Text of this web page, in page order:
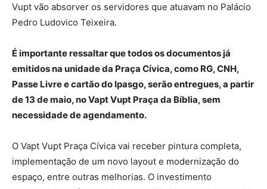
Vupt vão absorver os servidores que atuavam no Palácio
Pedro Ludovico Teixeira.
É importante ressaltar que todos os documentos já
emitidos na unidade da Praça Cívica, como RG, CNH,
Passe Livre e cartão do Ipasgo, serão entregues, a partir
de 13 de maio, no Vapt Vupt Praça da Bíblia, sem
necessidade de agendamento.
O Vapt Vupt Praça Cívica vai receber pintura completa,
implementação de um novo layout e modernização do
espaço, entre outras melhorias. O investimento